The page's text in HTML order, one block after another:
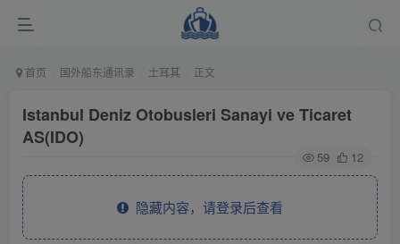
首页 国外船东通讯录 土耳其 正文
Istanbul Deniz Otobusleri Sanayi ve Ticaret
AS(IDO)
59 12
隐藏内容，请登录后查看